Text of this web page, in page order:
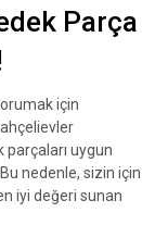
Parça
için
parçaları uygun
nedenle, sizin için
iyi değeri sunan